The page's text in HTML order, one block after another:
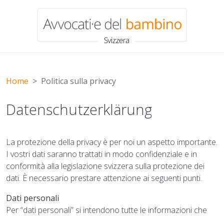
Home Politica sulla privacy
Datenschutzerklärung
La protezione della privacy è per noi un aspetto importante.
I vostri dati saranno trattati in modo confidenziale e in
conformità alla legislazione svizzera sulla protezione dei
dati. È necessario prestare attenzione ai seguenti punti.
Dati personali
Per “dati personali” si intendono tutte le informazioni che